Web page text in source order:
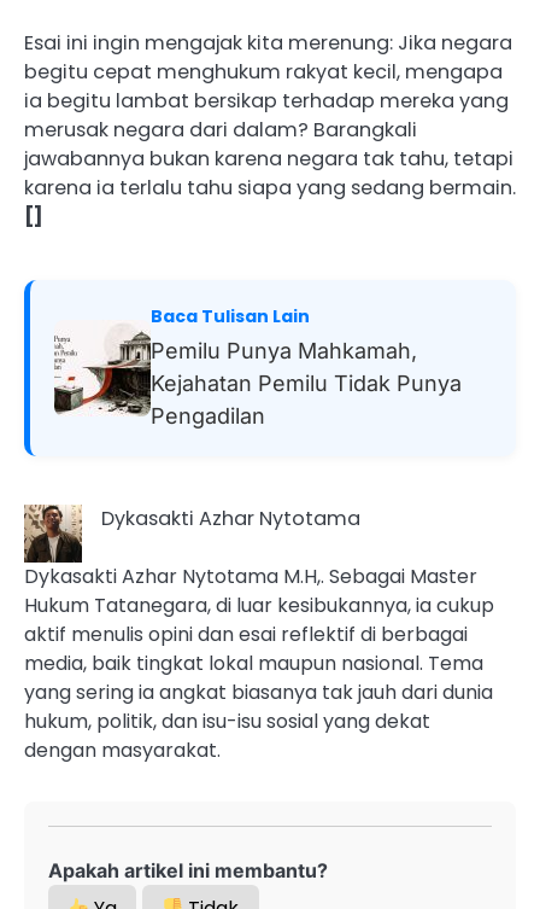
Esai ini ingin mengajak kita merenung: Jika negara
begitu cepat menghukum rakyat kecil, mengapa
ia begitu lambat bersikap terhadap mereka yang
merusak negara dari dalam? Barangkali
jawabannya bukan karena negara tak tahu, tetapi
karena ia terlalu tahu siapa yang sedang bermain.
[]
Baca Tulisan Lain
Pemilu Punya Mahkamah,
Kejahatan Pemilu Tidak Punya
Pengadilan
Dykasakti Azhar Nytotama
Dykasakti Azhar Nytotama M.H,. Sebagai Master
Hukum Tatanegara, di luar kesibukannya, ia cukup
aktif menulis opini dan esai reflektif di berbagai
media, baik tingkat lokal maupun nasional. Tema
yang sering ia angkat biasanya tak jauh dari dunia
hukum, politik, dan isu-isu sosial yang dekat
dengan masyarakat.
Apakah artikel ini membantu?